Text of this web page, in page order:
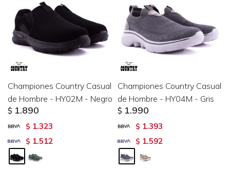
Championes Country Casual
de Hombre - HY02M - Negro
$ 1.890
$ 1.323
$ 1.512
Championes Country Casual
de Hombre - HY04M - Gris
$ 1.990
$ 1.393
$ 1.592